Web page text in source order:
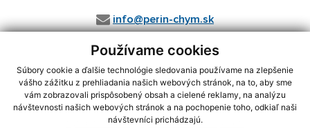
Používame cookies
Súbory cookie a ďalšie technológie sledovania používame na zlepšenie
vášho zážitku z prehliadania našich webových stránok, na to, aby sme
vám zobrazovali prispôsobený obsah a cielené reklamy, na analýzu
návštevnosti našich webových stránok a na pochopenie toho, odkiaľ naši
návštevníci prichádzajú.
info@perin-chym.sk
Posledná aktualizácia:05.08.2026
Vytlačiť stránku|Vyhlásenie o prístupnosti